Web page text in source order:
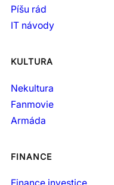
Píšu rád
IT návody
KULTURA
Nekultura
Fanmovie
Armáda
FINANCE